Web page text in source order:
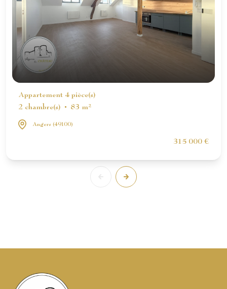
Appartement 4 pièce(s)
2 chambre(s)
83 m²
Angers (49100)
315 000 €